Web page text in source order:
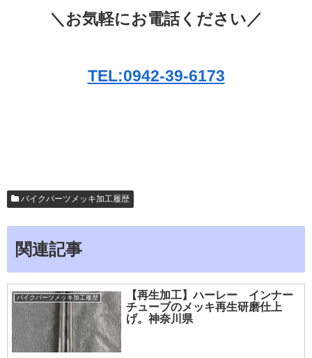
＼お気軽にお電話ください／
TEL:0942-39-6173
バイクパーツメッキ加工履歴
関連記事
バイクパーツメッキ加工履歴
【再生加工】ハーレー インナー
チューブのメッキ再生研磨仕上
げ。神奈川県